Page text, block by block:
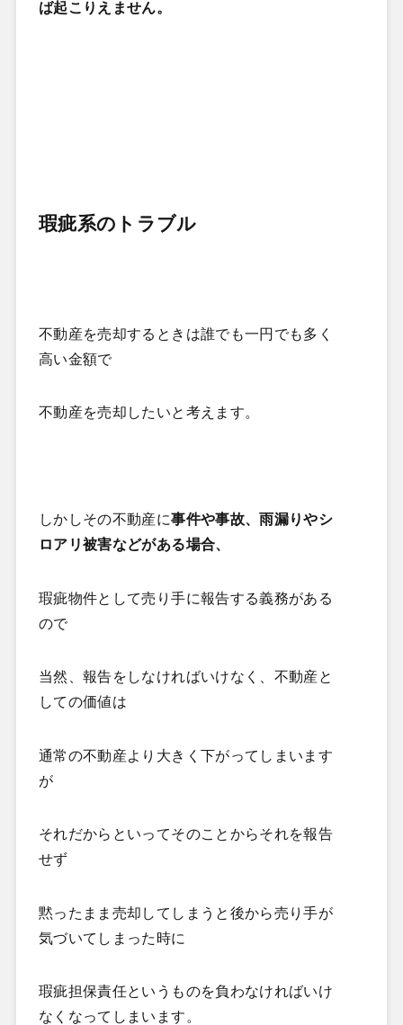
ば起こりえません。
瑕疵系のトラブル
不動産を売却するときは誰でも一円でも多く
高い金額で
不動産を売却したいと考えます。
しかしその不動産に事件や事故、雨漏りやシ
ロアリ被害などがある場合、
瑕疵物件として売り手に報告する義務がある
ので
当然、報告をしなければいけなく、不動産と
しての価値は
通常の不動産より大きく下がってしまいます
が
それだからといってそのことからそれを報告
せず
黙ったまま売却してしまうと後から売り手が
気づいてしまった時に
瑕疵担保責任というものを負わなければいけ
なくなってしまいます。